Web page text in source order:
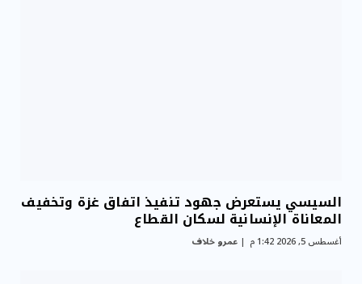
السيسي يستعرض جهود تنفيذ اتفاق غزة وتخفيف
المعاناة الإنسانية لسكان القطاع
أغسطس 5, 2026 1:42 م عمرو خلاف